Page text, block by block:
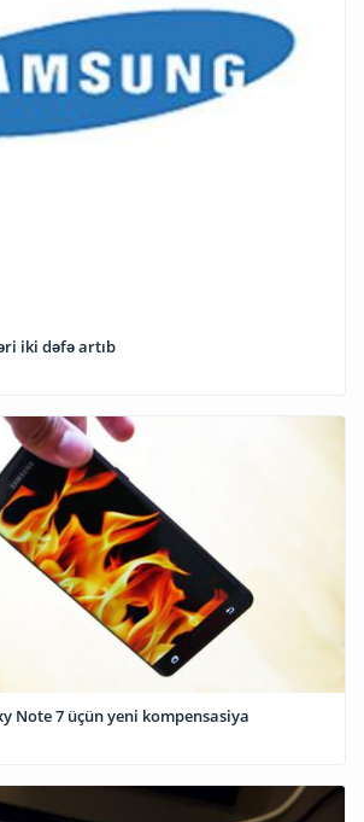
iki dəfə artıb
dan Galaxy Note 7 üçün yeni kompensasiya